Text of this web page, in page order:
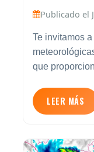
Publicado el
Te invitamos
que
LEER MÁS